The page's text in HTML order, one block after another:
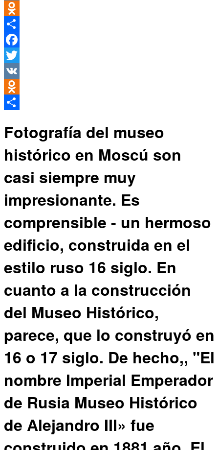
VK
Odnoklassniki
Compartir
Facebook
Twitter
VK
Odnoklassniki
Fotografía del museo
histórico en Moscú son
casi siempre muy
impresionante. Es
comprensible - un hermoso
edificio, construida en el
estilo ruso 16 siglo. En
cuanto a la construcción
del Museo Histórico,
parece, que lo construyó en
16 o 17 siglo. De hecho,, "El
nombre Imperial Emperador
de Rusia Museo Histórico
de Alejandro III» fue